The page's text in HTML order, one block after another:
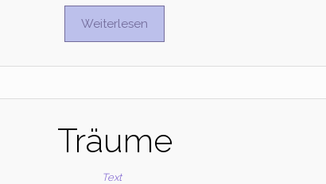
Weiterlesen
Träume
Text